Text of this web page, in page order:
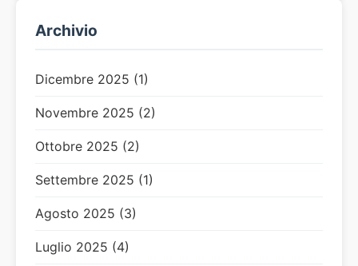
Archivio
Dicembre 2025 (1)
Novembre 2025 (2)
Ottobre 2025 (2)
Settembre 2025 (1)
Agosto 2025 (3)
Luglio 2025 (4)